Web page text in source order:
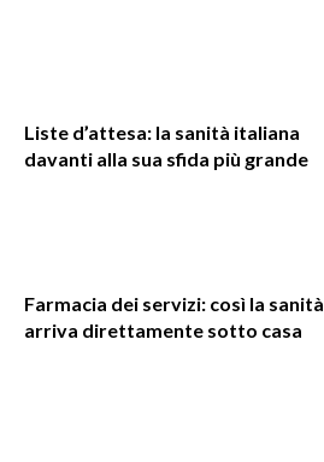
Liste d’attesa: la sanità italiana
davanti alla sua sfida più grande
Farmacia dei servizi: così la sanità
arriva direttamente sotto casa